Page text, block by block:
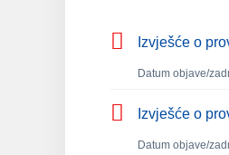
Izvješće o
Datum objave/
Izvješće o
Datum objave/